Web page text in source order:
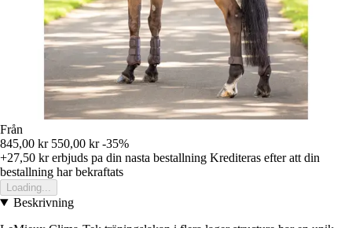
Från
845,00 kr 550,00 kr -35%
+27,50 krerbjuds pa din nasta bestallning Krediteras efter att din
bestallning har bekraftats
Loading...
Beskrivning